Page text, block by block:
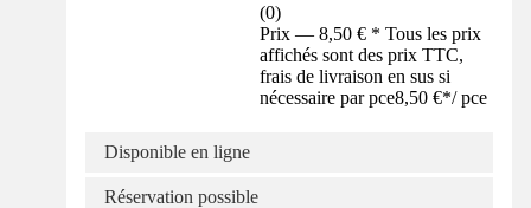
(0)
Prix — 8,50 € * Tous les prix
affichés sont des prix TTC,
frais de livraison en sus si
nécessaire par pce8,50 €*/ pce
Disponible en ligne
Réservation possible